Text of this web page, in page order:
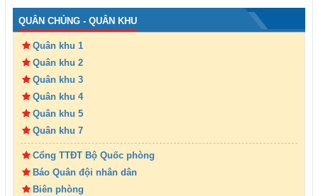
QUÂN CHỦNG - QUÂN KHU
Quân khu 1
Quân khu 2
Quân khu 3
Quân khu 4
Quân khu 5
Quân khu 7
Cổng TTĐT Bộ Quốc phòng
Báo Quân đội nhân dân
Biên phòng